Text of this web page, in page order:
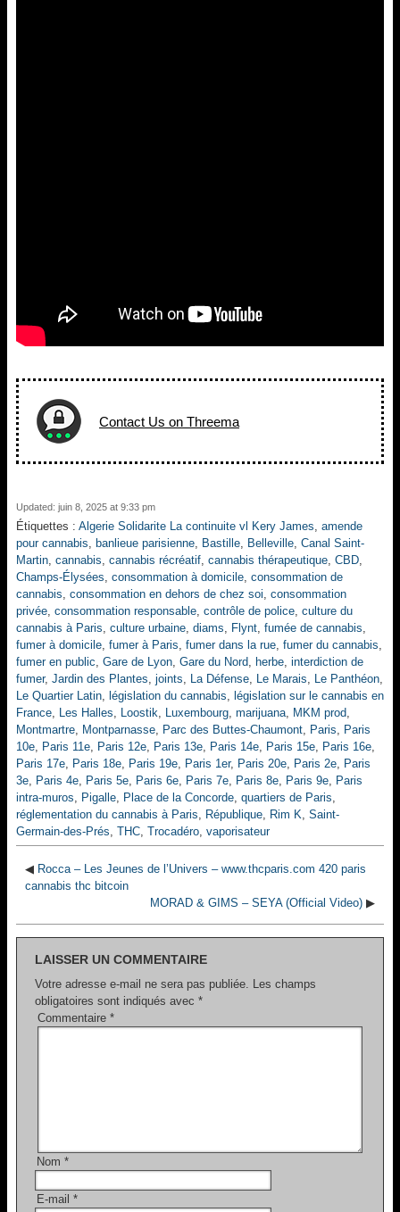
Contact Us on Threema
Updated: juin 8, 2025 at 9:33 pm
Étiquettes : Algerie Solidarite La continuite vl Kery James, amende
pour cannabis, banlieue parisienne, Bastille, Belleville, Canal Saint-
Martin, cannabis, cannabis récréatif, cannabis thérapeutique, CBD,
Champs-Élysées, consommation à domicile, consommation de
cannabis, consommation en dehors de chez soi, consommation
privée, consommation responsable, contrôle de police, culture du
cannabis à Paris, culture urbaine, diams, Flynt, fumée de cannabis,
fumer à domicile, fumer à Paris, fumer dans la rue, fumer du cannabis,
fumer en public, Gare de Lyon, Gare du Nord, herbe, interdiction de
fumer, Jardin des Plantes, joints, La Défense, Le Marais, Le Panthéon,
Le Quartier Latin, législation du cannabis, législation sur le cannabis en
France, Les Halles, Loostik, Luxembourg, marijuana, MKM prod,
Montmartre, Montparnasse, Parc des Buttes-Chaumont, Paris, Paris
10e, Paris 11e, Paris 12e, Paris 13e, Paris 14e, Paris 15e, Paris 16e,
Paris 17e, Paris 18e, Paris 19e, Paris 1er, Paris 20e, Paris 2e, Paris
3e, Paris 4e, Paris 5e, Paris 6e, Paris 7e, Paris 8e, Paris 9e, Paris
intra-muros, Pigalle, Place de la Concorde, quartiers de Paris,
réglementation du cannabis à Paris, République, Rim K, Saint-
Germain-des-Prés, THC, Trocadéro, vaporisateur
◀ Rocca – Les Jeunes de l’Univers – www.thcparis.com 420 paris
cannabis thc bitcoin
MORAD & GIMS – SEYA (Official Video) ▶
LAISSER UN COMMENTAIRE
Votre adresse e-mail ne sera pas publiée. Les champs
obligatoires sont indiqués avec *
Commentaire *
Nom *
E-mail *